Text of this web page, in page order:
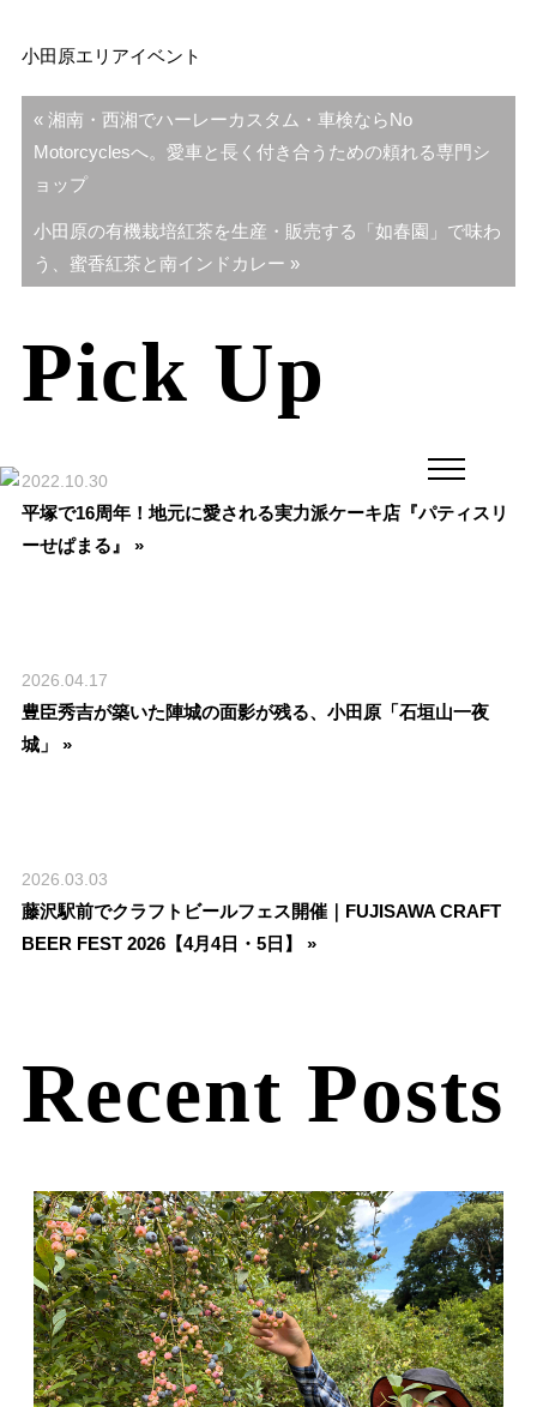
小田原エリアイベント
稿
ゲ
« 湘南・西湘でハーレーカスタム・車検ならNo
Motorcyclesへ。愛車と長く付き合うための頼れる専門シ
ョップ
小田原の有機栽培紅茶を生産・販売する「如春園」で味わ
う、蜜香紅茶と南インドカレー »
Pick Up
2022.10.30
平塚で16周年！地元に愛される実力派ケーキ店『パティスリ
ーせぱまる』 »
2026.04.17
豊臣秀吉が築いた陣城の面影が残る、小田原「石垣山一夜
城」 »
2026.03.03
藤沢駅前でクラフトビールフェス開催｜FUJISAWA CRAFT
BEER FEST 2026【4月4日・5日】 »
Recent Posts